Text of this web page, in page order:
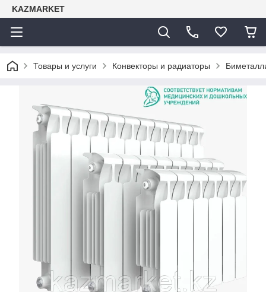
KAZMARKET
Товары и услуги Конвекторы и радиаторы